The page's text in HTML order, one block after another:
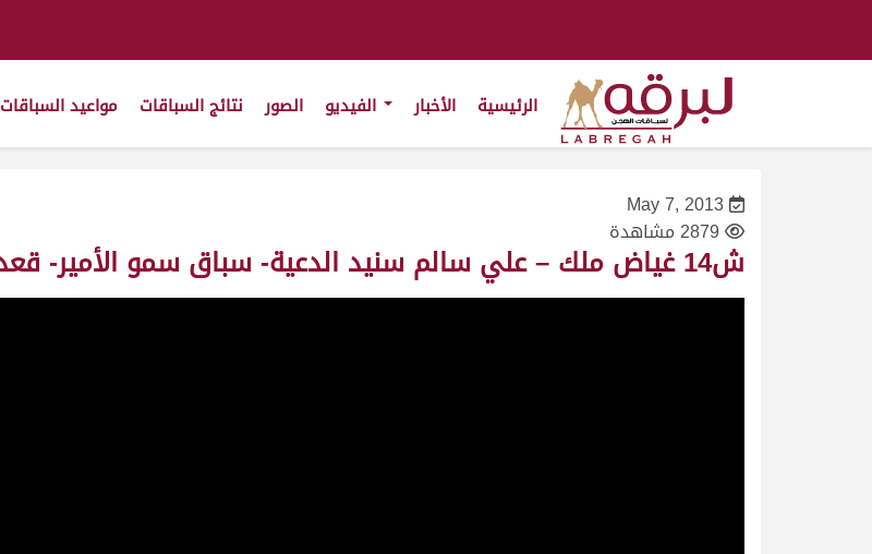
الرئيسية الأخبار الصور نتائج السباقات مواعيد السباقات
May 7, 2013
2879 مشاهدة
ش14 غياض ملك – علي سالم سنيد الدعية- سباق سمو الأمير- قعدان- ت 7:50:72